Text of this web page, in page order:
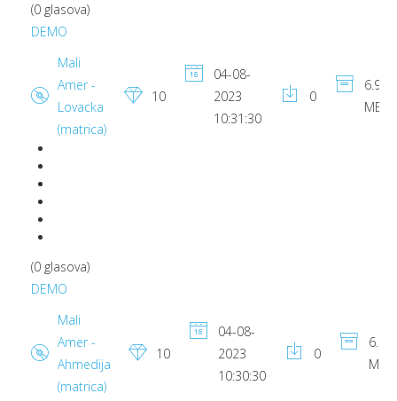
(0 glasova)
DEMO
Mali
Amer -
Lovacka
(matrica)
10
04-08-
2023
10:31:30
0
6.96
MB
(0 glasova)
DEMO
Mali
Amer -
Ahmedija
(matrica)
10
04-08-
2023
10:30:30
0
6.82
MB